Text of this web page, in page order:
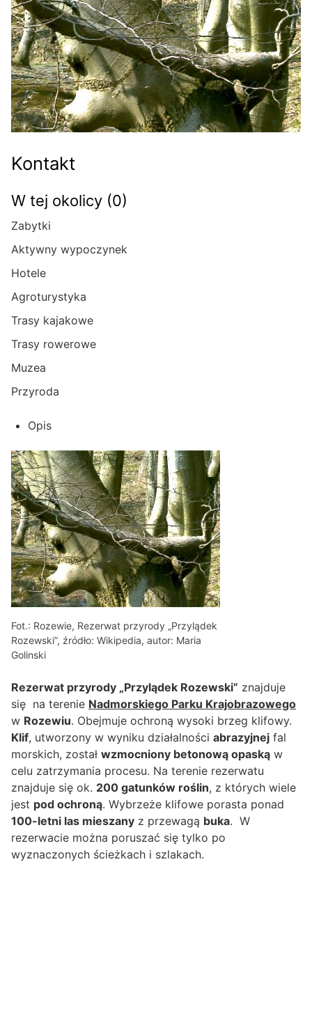
Kontakt
W tej okolicy (0)
Zabytki
Aktywny wypoczynek
Hotele
Agroturystyka
Trasy kajakowe
Trasy rowerowe
Muzea
Przyroda
Opis
Fot.: Rozewie, Rezerwat przyrody „Przylądek
Rozewski”, źródło: Wikipedia, autor: Maria
Golinski
Rezerwat przyrody „Przylądek Rozewski” znajduje
się na terenie Nadmorskiego Parku Krajobrazowego
w Rozewiu. Obejmuje ochroną wysoki brzeg klifowy.
Klif, utworzony w wyniku działalności abrazyjnej fal
morskich, został wzmocniony betonową opaską w
celu zatrzymania procesu. Na terenie rezerwatu
znajduje się ok. 200 gatunków roślin, z których wiele
jest pod ochroną. Wybrzeże klifowe porasta ponad
100-letni las mieszany z przewagą buka. W
rezerwacie można poruszać się tylko po
wyznaczonych ścieżkach i szlakach.